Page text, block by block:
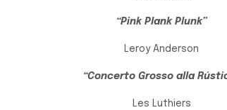
“Pink Plank Plunk”
Leroy Anderson
“Concerto Grosso alla
Les Luthiers